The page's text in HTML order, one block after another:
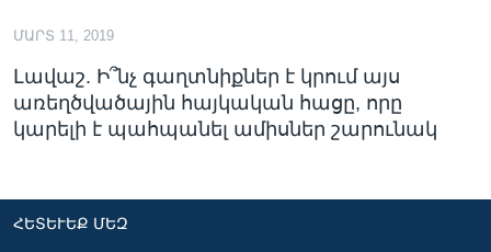
ՄԱՐՏ 11, 2019
Լավաշ. Ի՞նչ գաղտնիքներ է կրում այս
առեղծվածային հայկական հացը, որը
կարելի է պահպանել ամիսներ շարունակ
ՀԵՏԵՒԵՔ ՄԵԶ